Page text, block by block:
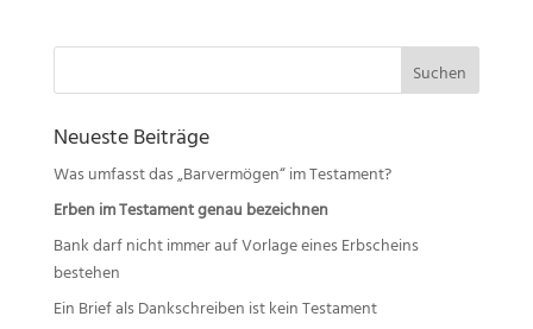
Suchen
Neueste Beiträge
Was umfasst das „Barvermögen“ im Testament?
Erben im Testament genau bezeichnen
Bank darf nicht immer auf Vorlage eines Erbscheins
bestehen
Ein Brief als Dankschreiben ist kein Testament